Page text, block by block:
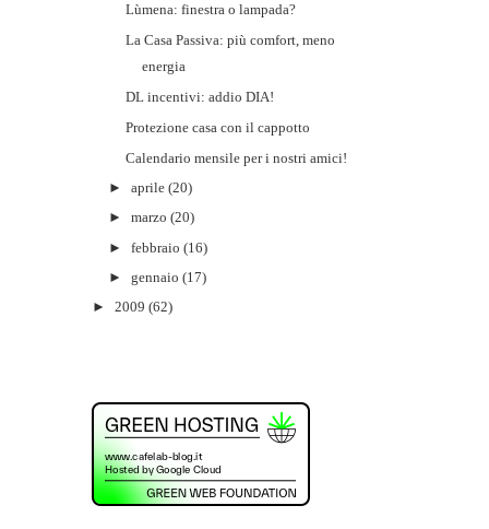
Lùmena: finestra o lampada?
La Casa Passiva: più comfort, meno
energia
DL incentivi: addio DIA!
Protezione casa con il cappotto
Calendario mensile per i nostri amici!
►aprile (20)
►marzo (20)
►febbraio (16)
►gennaio (17)
► 2009 (62)